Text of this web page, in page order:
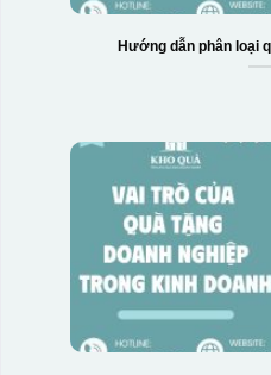
Hướng dẫn phân loại